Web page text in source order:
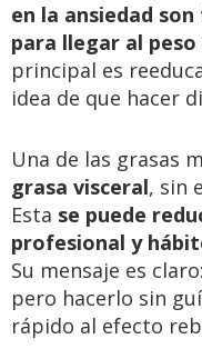
en la ansiedad
para llegar al peso
principal es
idea de que hacer
Una de las grasas
grasa visceral, sin
Esta se puede
profesional y
Su mensaje es
pero hacerlo sin
rápido al efecto